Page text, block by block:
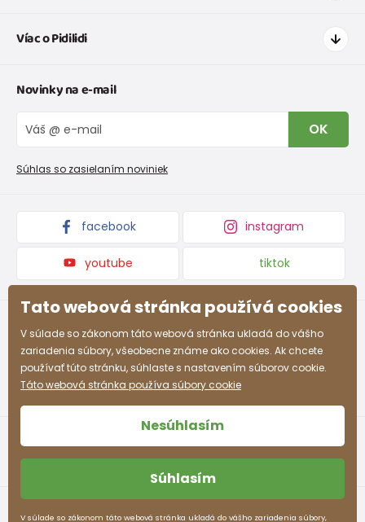
Doprava a platba
Tabuľka veľkostí obuvi
Vrátenie tovaru a reklamacie
Reklamačný poriadok
Víac o Pidilidi
O nás
Blog
Veľkoobchod PiDiLiDi
Kolekcie tovaru
Novinky na e-mail
OK
Súhlas so zasielaním noviniek
facebook instagram
youtube tiktok
Tato webová stránka používá cookies
V súlade so zákonom táto webová stránka ukladá do vášho
zariadenia súbory, všeobecne známe ako cookies. Ak chcete
používať túto stránku, súhlaste s nastavením súborov cookie.
Táto webová stránka používa súbory cookie
Nesúhlasím
Súhlasím
V súlade so zákonom táto webová stránka ukladá do vášho zariadenia súbory,